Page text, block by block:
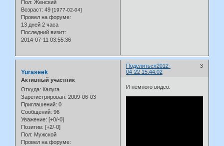
Пол: Женский
Возраст: 49 [1977-02-04]
Провел на форуме:
13 дней 2 часа
Последний визит:
2014-07-11 03:55:36
Поделиться 3
2012-
04-22 15:44:02
Yuraseek
Активный участник
Откуда: Калуга
Зарегистрирован: 2009-06-03
Приглашений: 0
Сообщений: 96
Уважение: [+0/-0]
Позитив: [+2/-0]
Пол: Мужской
Провел на форуме:
И немного видео.